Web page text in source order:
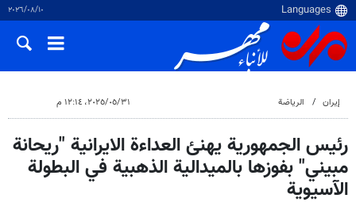
١٠‏/٠٨‏/٢٠٢٦
إيران الرياضة ٣١‏/٠٥‏/٢٠٢٥، ١٢:١٤ م
رئيس الجمهورية يهنئ العداءة الايرانية "ريحانة
مبيني" بفوزها بالميدالية الذهبية في البطولة
الآسيوية